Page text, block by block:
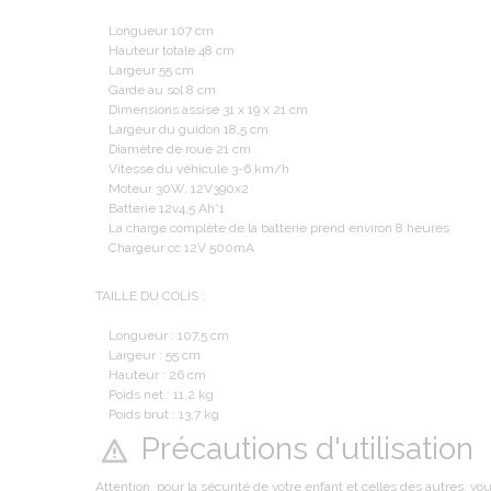
Longueur 107 cm
Hauteur totale 48 cm
Largeur 55 cm
Garde au sol 8 cm
Dimensions assise 31 x 19 x 21 cm
Largeur du guidon 18,5 cm
Diamètre de roue 21 cm
Vitesse du véhicule 3-6 km/h
Moteur 30W, 12V390x2
Batterie 12v4,5 Ah*1
La charge complète de la batterie prend environ 8 heures
Chargeur cc 12V 500mA
TAILLE DU COLIS :
Longueur : 107,5 cm
Largeur : 55 cm
Hauteur : 26 cm
Poids net : 11,2 kg
Poids brut : 13,7 kg
Précautions d'utilisation
Attention, pour la sécurité de votre enfant et celles des autres,